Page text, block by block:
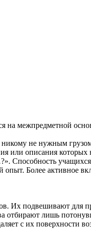
межпредметной
не нужным
или описания которых
Способность
Более активное
Их подвешивают для
отбирают лишь
с их поверхности